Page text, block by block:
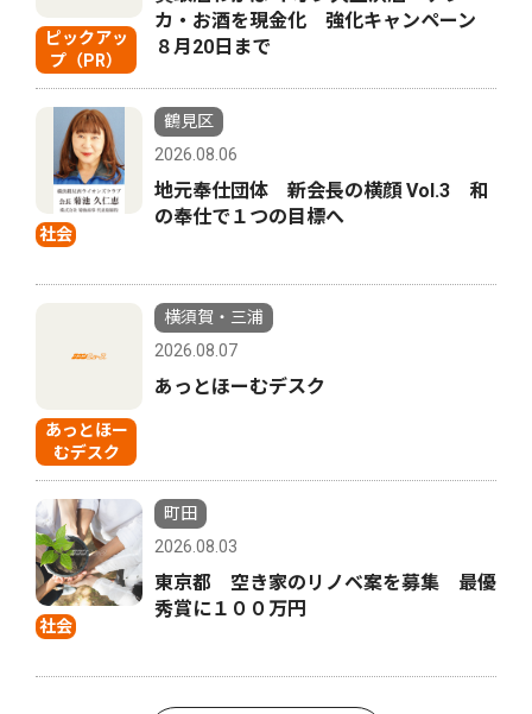
ピックアッ
プ（PR）
カ・お酒を現金化 強化キャンペーン
８月20日まで
社会
鶴見区
2026.08.06
地元奉仕団体 新会長の横顔 Vol.3 和
の奉仕で１つの目標へ
あっとほー
むデスク
横須賀・三浦
2026.08.07
あっとほーむデスク
社会
町田
2026.08.03
東京都 空き家のリノベ案を募集 最優
秀賞に１００万円